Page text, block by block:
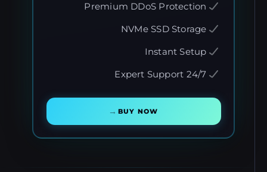
Premium DDoS Protection
NVMe SSD Storage
Instant Setup
24/7 Expert Support
BUY NOW
→